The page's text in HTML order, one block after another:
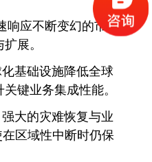
响应不断变幻的市场
展。
化基础设施降低全球
键业务集成性能。
强大的灾难恢复与业
区域性中断时仍保